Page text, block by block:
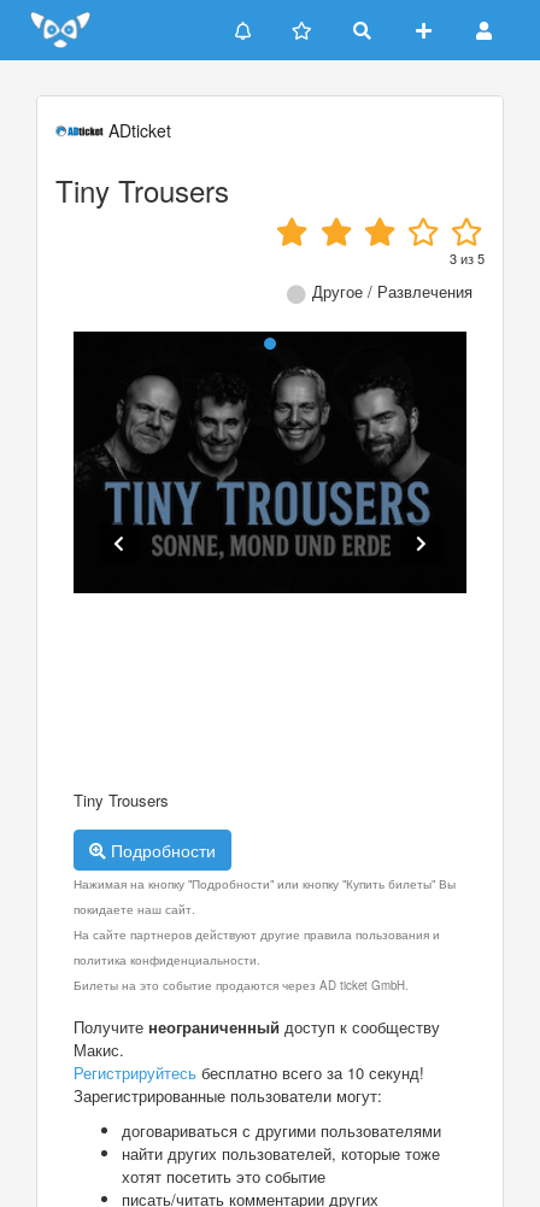
Update cookies preferences
ADticket
Tiny Trousers
3из5
Другое / Развлечения
Tiny Trousers
Подробности
Нажимая на кнопку "Подробности" или кнопку "Купить билеты" Вы
покидаете наш сайт.
На сайте партнеров действуют другие правила пользования и
политика конфиденциальности.
Билеты на это событие продаются через AD ticket GmbH.
Получите неограниченный доступ к сообществу
Макис.
Регистрируйтесь бесплатно всего за 10 секунд!
Зарегистрированные пользователи могут:
договариваться с другими пользователями
найти других пользователей, которые тоже
хотят посетить это событие
писать/читать комментарии других